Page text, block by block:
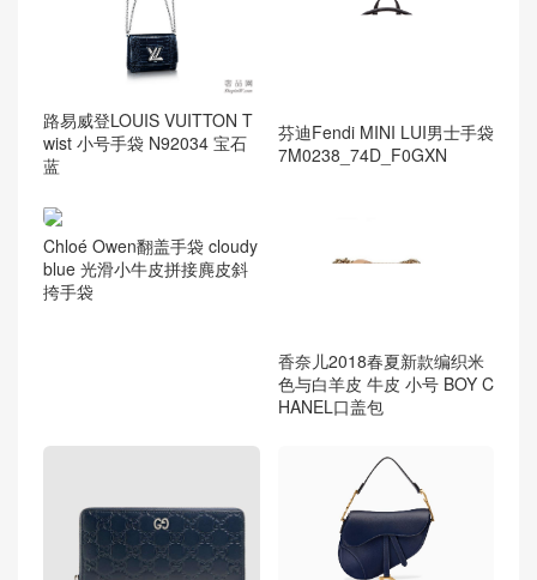
路易威登LOUIS VUITTON T
wist 小号手袋 N92034 宝石
蓝
芬迪Fendi MINI LUI男士手袋
7M0238_74D_F0GXN
Chloé Owen翻盖手袋 cloudy
blue 光滑小牛皮拼接麂皮斜
挎手袋
香奈儿2018春夏新款编织米
色与白羊皮 牛皮 小号 BOY C
HANEL口盖包